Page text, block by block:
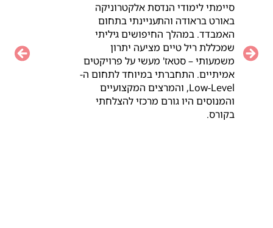
סיימתי לימודי הנדסת אלקטרוניקה
באורט בראודה והתעניינתי בתחום
האמבדד. במהלך החיפושים גיליתי
שמכללת ריל טיים מציעה יתרון
משמעותי – סטאז' מעשי על פרויקטים
אמיתיים. התחברתי במיוחד לתחום ה-
Low-Level, והמרצים המקצועיים
והמנוסים היו גורם מרכזי להצלחתי
בקורס.
Next